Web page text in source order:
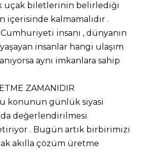
uçak biletlerinin belirlediği
içerisinde kalmamalıdır .
insanı , dünyanın
insanlar hangi ulaşım
aynı imkanlara sahip
ZAMANIDIR
konunun günlük siyasi
değerlendirilmesi
. Bugün artık birbirimizi
akılla çözüm üretme